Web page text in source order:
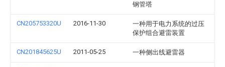
钢管塔
CN205753320U 2016-11-30
一种用于电力系统的过压
保护组合避雷装置
CN201845625U 2011-05-25 一种侧出线避雷器